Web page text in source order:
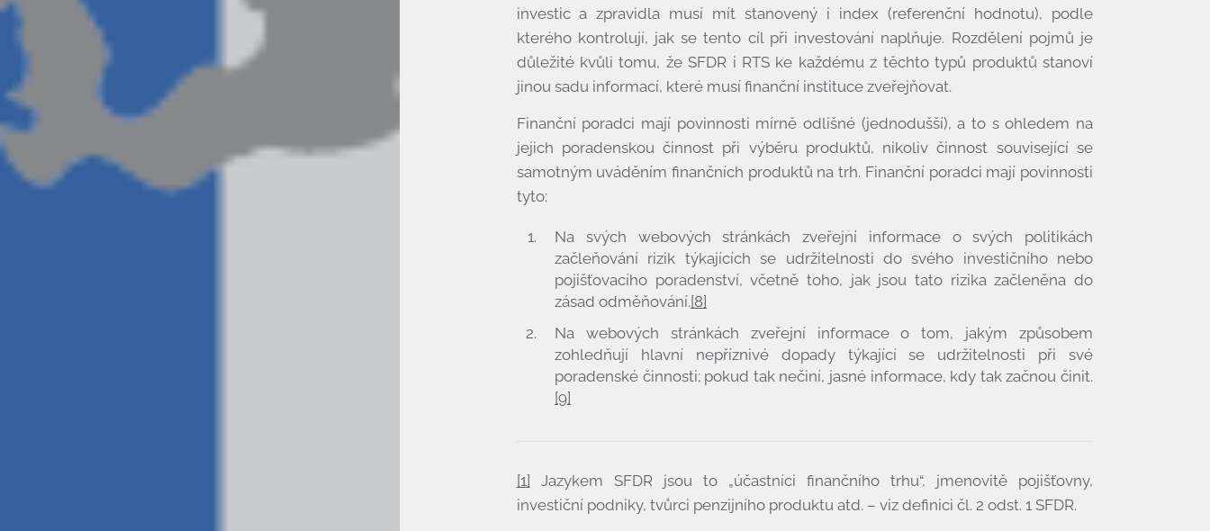
Kdo jsme
Cena
Povinné informace
Pro bono
Články
Kontakty
investic a zpravidla musí mít stanovený i index (referenční hodnotu), podle
kterého kontrolují, jak se tento cíl při investování naplňuje. Rozdělení pojmů je
důležité kvůli tomu, že SFDR i RTS ke každému z těchto typů produktů stanoví
jinou sadu informací, které musí finanční instituce zveřejňovat.
Finanční poradci mají povinnosti mírně odlišné (jednodušší), a to s ohledem na
jejich poradenskou činnost při výběru produktů, nikoliv činnost související se
samotným uváděním finančních produktů na trh. Finanční poradci mají povinnosti
tyto:
Na svých webových stránkách zveřejní informace o svých politikách
začleňování rizik týkajících se udržitelnosti do svého investičního nebo
pojišťovacího poradenství, včetně toho, jak jsou tato rizika začleněna do
zásad odměňování.[8]
Na webových stránkách zveřejní informace o tom, jakým způsobem
zohledňují hlavní nepříznivé dopady týkající se udržitelnosti při své
poradenské činnosti; pokud tak nečiní, jasné informace, kdy tak začnou činit.
[9]
[1] Jazykem SFDR jsou to „účastníci finančního trhu“, jmenovitě pojišťovny,
investiční podniky, tvůrci penzijního produktu atd. – viz definici čl. 2 odst. 1 SFDR.